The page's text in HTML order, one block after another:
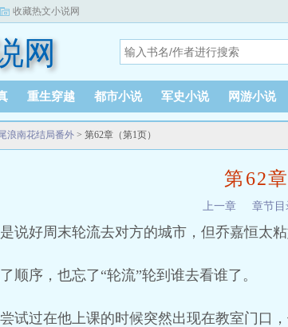
收藏热文小说网
网
重生穿越 都市小说 军史小说 网游小说
浪南花结局番外 > 第62章（第1页）
第62
上一章 章节目
说好周末轮流去对方的城市，但乔嘉恒太
顺序，也忘了“轮流”轮到谁去看谁了。
试过在他上课的时候突然出现在教室门口